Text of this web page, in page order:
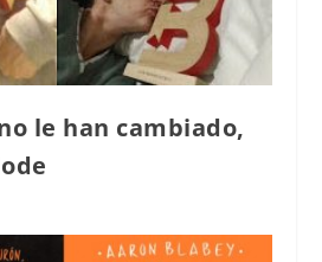
le han cambiado,